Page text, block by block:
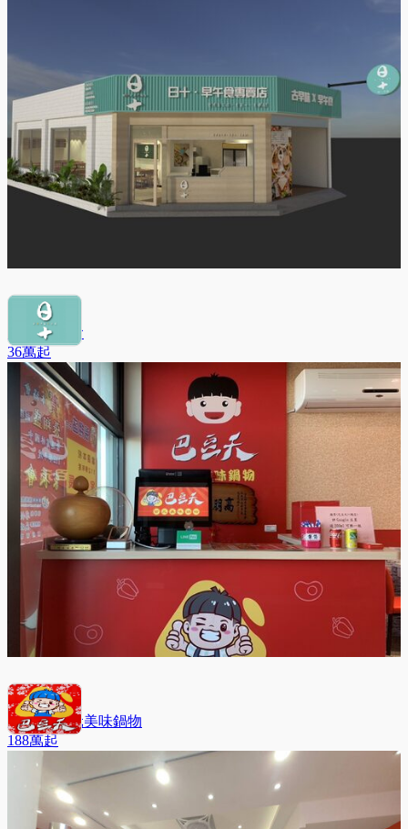
日十 早午食
36萬起
巴豆夭 百元美味鍋物
188萬起